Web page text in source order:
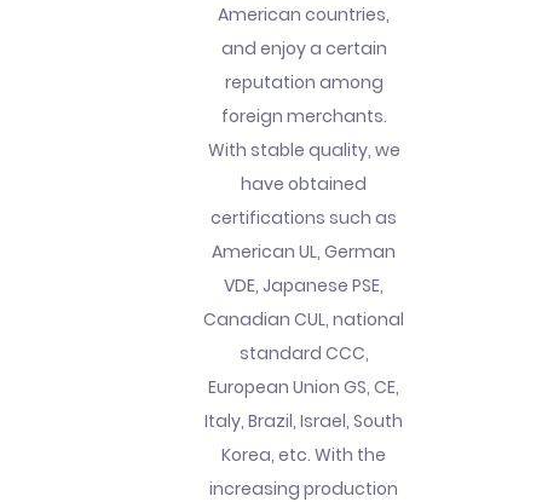
American countries,
and enjoy a certain
reputation among
foreign merchants.
With stable quality, we
have obtained
certifications such as
American UL, German
VDE, Japanese PSE,
Canadian CUL, national
standard CCC,
European Union GS, CE,
Italy, Brazil, Israel, South
Korea, etc. With the
increasing production